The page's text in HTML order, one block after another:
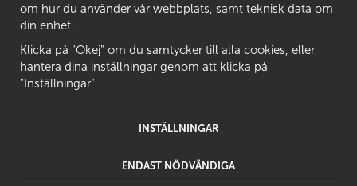
om hur du använder vår webbplats, samt teknisk data om
din enhet.
Klicka på "Okej" om du samtycker till alla cookies, eller
hantera dina inställningar genom att klicka på
"Inställningar".
INSTÄLLNINGAR
ENDAST NÖDVÄNDIGA